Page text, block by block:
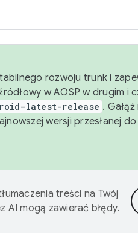
rozwoju trunk i
w AOSP w drugim i
latest-release .
wersji przesłanej do
treści na Twój
AI mogą zawierać błędy.